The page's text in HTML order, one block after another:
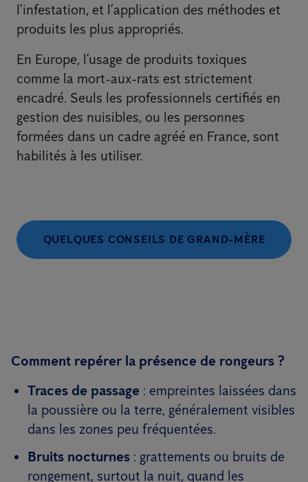
l’infestation, et l’application des méthodes et
produits les plus appropriés.
En Europe, l’usage de produits toxiques
comme la mort-aux-rats est strictement
encadré. Seuls les professionnels certifiés en
gestion des nuisibles, ou les personnes
formées dans un cadre agréé en France, sont
habilités à les utiliser.
QUELQUES CONSEILS DE GRAND-MÈRE
Comment repérer la présence de rongeurs ?
Traces de passage : empreintes laissées dans
la poussière ou la terre, généralement visibles
dans les zones peu fréquentées.
Bruits nocturnes : grattements ou bruits de
rongement, surtout la nuit, quand les